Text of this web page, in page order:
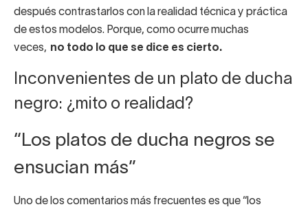
después contrastarlos con la realidad técnica y práctica
de estos modelos. Porque, como ocurre muchas
veces, no todo lo que se dice es cierto.
Inconvenientes de un plato de ducha
negro: ¿mito o realidad?
“Los platos de ducha negros se
ensucian más”
Uno de los comentarios más frecuentes es que “los